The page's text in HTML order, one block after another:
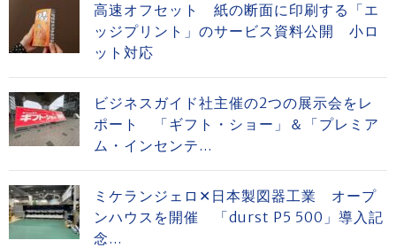
高速オフセット 紙の断面に印刷する「エ
ッジプリント」のサービス資料公開 小ロ
ット対応
ビジネスガイド社主催の2つの展示会をレ
ポート 「ギフト・ショー」＆「プレミア
ム・インセンテ...
ミケランジェロ✕日本製図器工業 オープ
ンハウスを開催 「durst P5 500」導入記
念...